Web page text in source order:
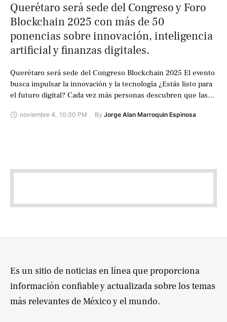
Querétaro será sede del Congreso y Foro
Blockchain 2025 con más de 50
ponencias sobre innovación, inteligencia
artificial y finanzas digitales.
Querétaro será sede del Congreso Blockchain 2025 El evento
busca impulsar la innovación y la tecnología ¿Estás listo para
el futuro digital? Cada vez más personas descubren que las
noviembre 4, 10:30 PM By Jorge Alan Marroquin Espinosa
Es un sitio de noticias en línea que proporciona
información confiable y actualizada sobre los temas
más relevantes de México y el mundo.